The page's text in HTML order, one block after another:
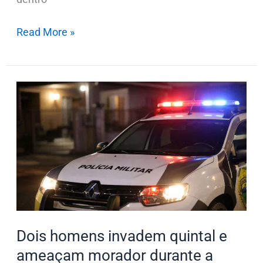
Read More »
Dois homens invadem quintal e
ameaçam morador durante a
Dois
homens
invadem
quintal
e
ameaçam
morador
durante
madrugada
em